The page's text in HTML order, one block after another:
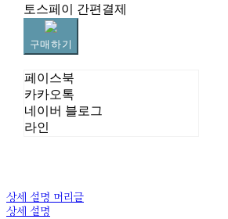
토스페이 간편결제
구매하기
페이스북
카카오톡
네이버 블로그
라인
상세 설명 머리글
상세 설명